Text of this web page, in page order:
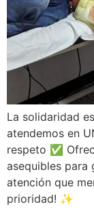
La solidaridad
atendemos en
respeto ✅
asequibles para
atención que
prioridad! ✨